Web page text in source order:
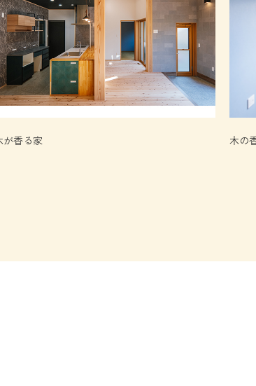
が香る家 木の